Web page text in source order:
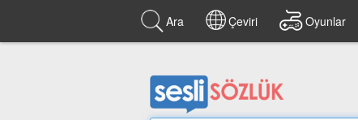
Ara Çeviri Oyunlar